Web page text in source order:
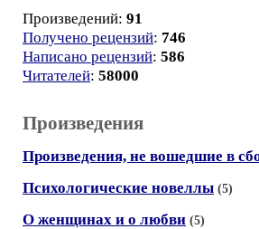
Произведений: 91
Получено рецензий: 746
Написано рецензий: 586
Читателей: 58000
Произведения
Произведения, не вошедшие в
Психологические новеллы (5)
О женщинах и о любви (5)